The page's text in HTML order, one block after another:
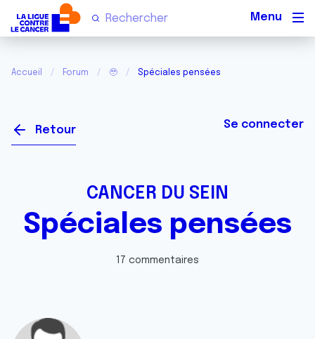
Accueil Forum 🥹 Spéciales pensées
Retour Se connecter
CANCER DU SEIN
Spéciales pensées
17 commentaires